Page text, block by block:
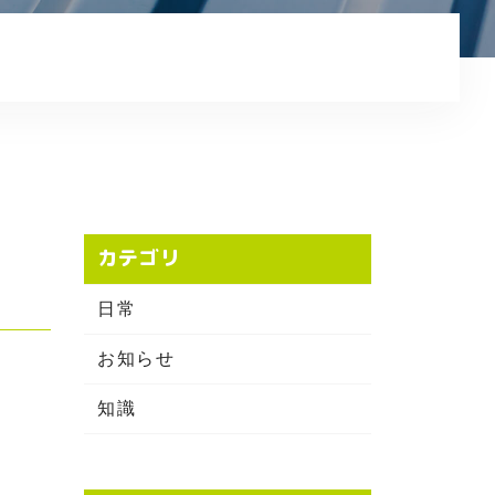
プライバシーポリシー
カテゴリ
日常
お知らせ
知識